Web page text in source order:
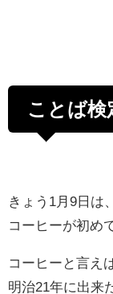
ことば
きょう1月9日は
コーヒーが初め
コーヒーと言え
明治21年に出来